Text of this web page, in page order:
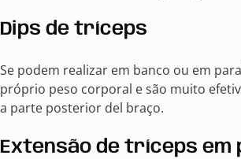
Dips de tríceps
Se podem realizar em banco ou em
próprio peso corporal e são muito
a parte posterior del braço.
Extensão de tríceps em